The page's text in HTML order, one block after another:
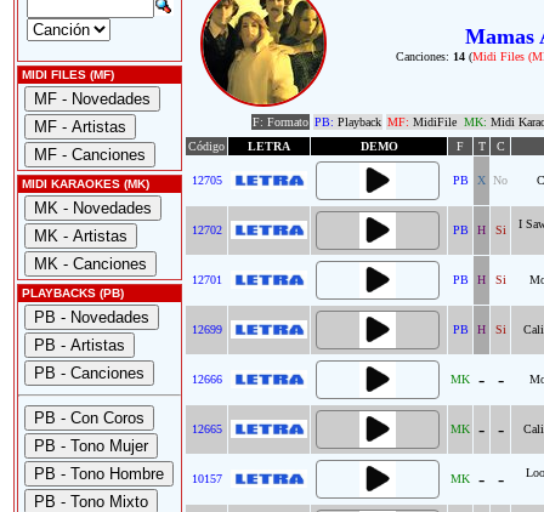
MIDI FILES (MF)
MIDI KARAOKES (MK)
PLAYBACKS (PB)
Mamas
Canciones: 14(Midi Files
F: Formato PB: Playback MF: MidiFile MK: Midi
Código
LETRA DEMO F T C
12705 PB X No
12702 PB H Si I
12701 PB H Si
12699 PB H Si
12666 MK - -
12665 MK - -
10157 MK - -